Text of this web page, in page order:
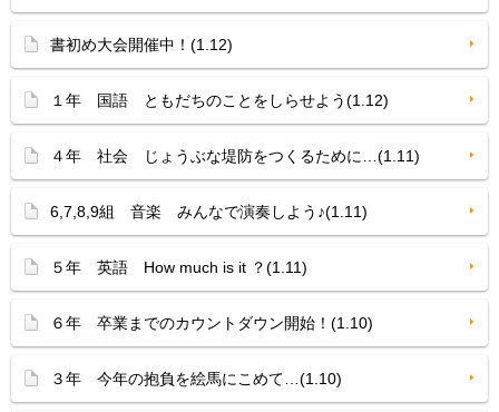
書初め大会開催中！(1.12)
１年 国語 ともだちのことをしらせよう(1.12)
４年 社会 じょうぶな堤防をつくるために…(1.11)
6,7,8,9組 音楽 みんなで演奏しよう♪(1.11)
５年 英語 How much is it ？(1.11)
６年 卒業までのカウントダウン開始！(1.10)
３年 今年の抱負を絵馬にこめて…(1.10)